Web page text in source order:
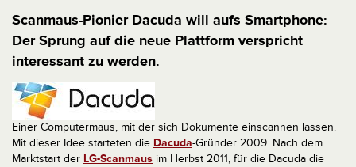
Scanmaus-Pionier Dacuda will aufs Smartphone:
Der Sprung auf die neue Plattform verspricht
interessant zu werden.
Einer Computermaus, mit der sich Dokumente einscannen lassen.
Mit dieser Idee starteten die Dacuda-Gründer 2009. Nach dem
Marktstart der LG-Scanmaus im Herbst 2011, für die Dacuda die